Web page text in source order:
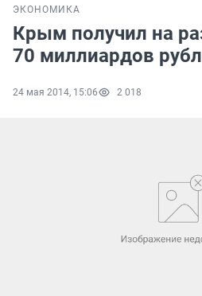
ЭКОНОМИКА
Крым получил на
70 миллиардов
24 мая 2014, 15:06 2 018